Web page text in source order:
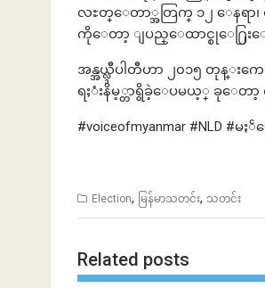
လႊတ္ေတာ္အတြက္ ၁၂ ေနရာ၊
ကိုေတာ့ ျပည္ေထာင္စုေ႐ြးေ
အန္အယ္လ္ဒီပါတီဟာ ၂၀၁၅ တုန္
ရႈံးနိမ့္တာရွိခဲ့ေပမယ့္ ခုေတာ့ ရ
#voiceofmyanmar #NLD #
Election, မြန်မာသတင်း, သတင်း
Related posts